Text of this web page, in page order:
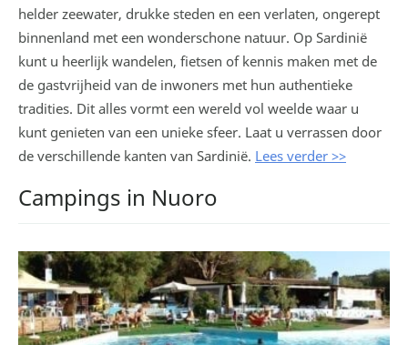
helder zeewater, drukke steden en een verlaten, ongerept
binnenland met een wonderschone natuur. Op Sardinië
kunt u heerlijk wandelen, fietsen of kennis maken met de
de gastvrijheid van de inwoners met hun authentieke
tradities. Dit alles vormt een wereld vol weelde waar u
kunt genieten van een unieke sfeer. Laat u verrassen door
de verschillende kanten van Sardinië. Lees verder >>
Campings in Nuoro